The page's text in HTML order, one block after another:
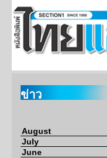
ข่าว
August
July
June